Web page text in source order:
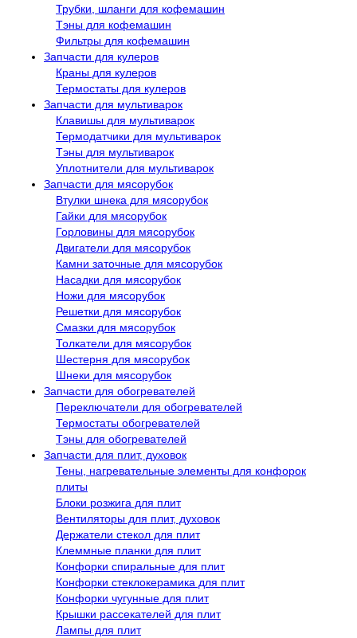
Трубки, шланги для кофемашин
Тэны для кофемашин
Фильтры для кофемашин
Запчасти для кулеров
Краны для кулеров
Термостаты для кулеров
Запчасти для мультиварок
Клавишы для мультиварок
Термодатчики для мультиварок
Тэны для мультиварок
Уплотнители для мультиварок
Запчасти для мясорубок
Втулки шнека для мясорубок
Гайки для мясорубок
Горловины для мясорубок
Двигатели для мясорубок
Камни заточные для мясорубок
Насадки для мясорубок
Ножи для мясорубок
Решетки для мясорубок
Смазки для мясорубок
Толкатели для мясорубок
Шестерня для мясорубок
Шнеки для мясорубок
Запчасти для обогревателей
Переключатели для обогревателей
Термостаты обогревателей
Тэны для обогревателей
Запчасти для плит, духовок
Тены, нагревательные элементы для конфорок
плиты
Блоки розжига для плит
Вентиляторы для плит, духовок
Держатели стекол для плит
Клеммные планки для плит
Конфорки спиральные для плит
Конфорки стеклокерамика для плит
Конфорки чугунные для плит
Крышки рассекателей для плит
Лампы для плит